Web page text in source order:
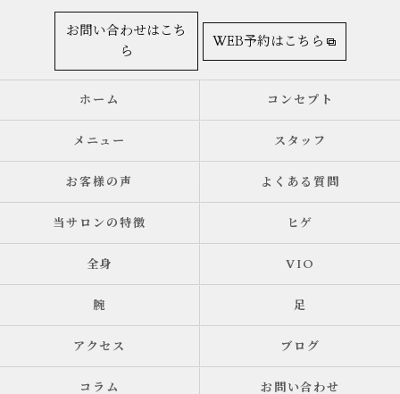
お問い合わせはこち
ら
WEB予約はこちら
ホーム コンセプト
メニュー スタッフ
お客様の声 よくある質問
当サロンの特徴 ヒゲ
全身 VIO
腕 足
アクセス ブログ
コラム お問い合わせ